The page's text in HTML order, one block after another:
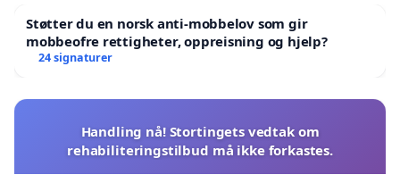
Støtter du en norsk anti-mobbelov som gir
mobbeofre rettigheter, oppreisning og hjelp?
24 signaturer
Handling nå! Stortingets vedtak om
rehabiliteringstilbud må ikke forkastes.